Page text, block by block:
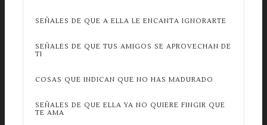
SEÑALES DE QUE A ELLA LE ENCANTA IGNORARTE
SEÑALES DE QUE TUS AMIGOS SE APROVECHAN DE
TI
COSAS QUE INDICAN QUE NO HAS MADURADO
SEÑALES DE QUE ELLA YA NO QUIERE FINGIR QUE
TE AMA